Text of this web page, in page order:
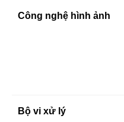
Công nghệ hình ảnh
Bộ vi xử lý